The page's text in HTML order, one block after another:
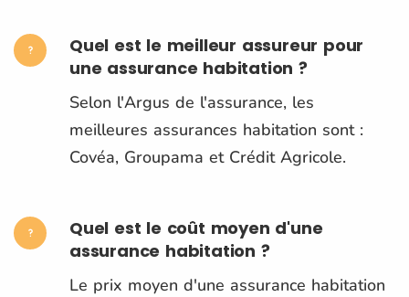
Quel est le meilleur assureur pour
une assurance habitation ?
Selon l'Argus de l'assurance, les
meilleures assurances habitation sont :
Covéa, Groupama et Crédit Agricole.
Quel est le coût moyen d'une
assurance habitation ?
Le prix moyen d'une assurance habitation